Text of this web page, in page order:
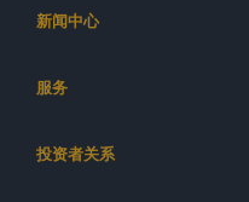
新闻中心
服务
投资者关系